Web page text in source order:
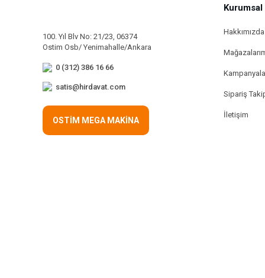
100. Yıl Blv No: 21/23, 06374
Ostim Osb/ Yenimahalle/Ankara
0 (312) 386 16 66
satis@hirdavat.com
OSTİM MEGA MAKİNA
Kurumsal
Hakkımızda
Sipariş
İletişim